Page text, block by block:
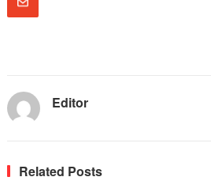
Editor
Related Posts